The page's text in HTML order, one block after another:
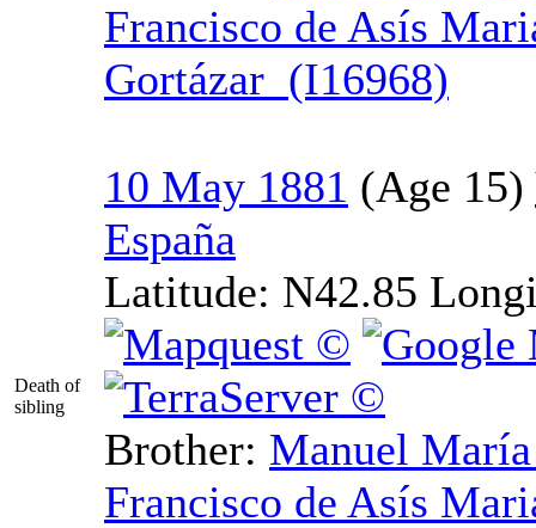
Francisco de Asís
Gortázar (I16968)
Death of
sibling
10 May 1881
España
Latitude: N42.85
Brother: Manuel
Francisco de Asís